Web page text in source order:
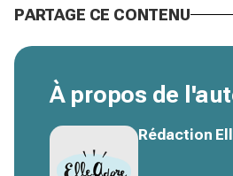
PARTAGE CE CONTENU
À propos de
Rédaction